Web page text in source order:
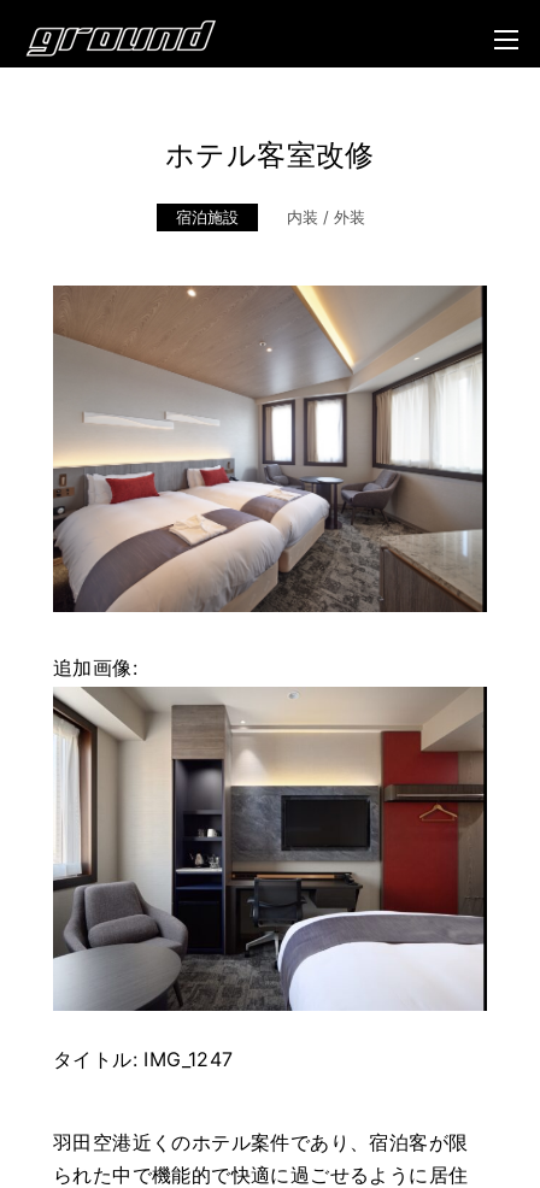
ホテル客室改修
宿泊施設 内装 / 外装
追加画像:
タイトル: IMG_1247
羽田空港近くのホテル案件であり、宿泊客が限
られた中で機能的で快適に過ごせるように居住